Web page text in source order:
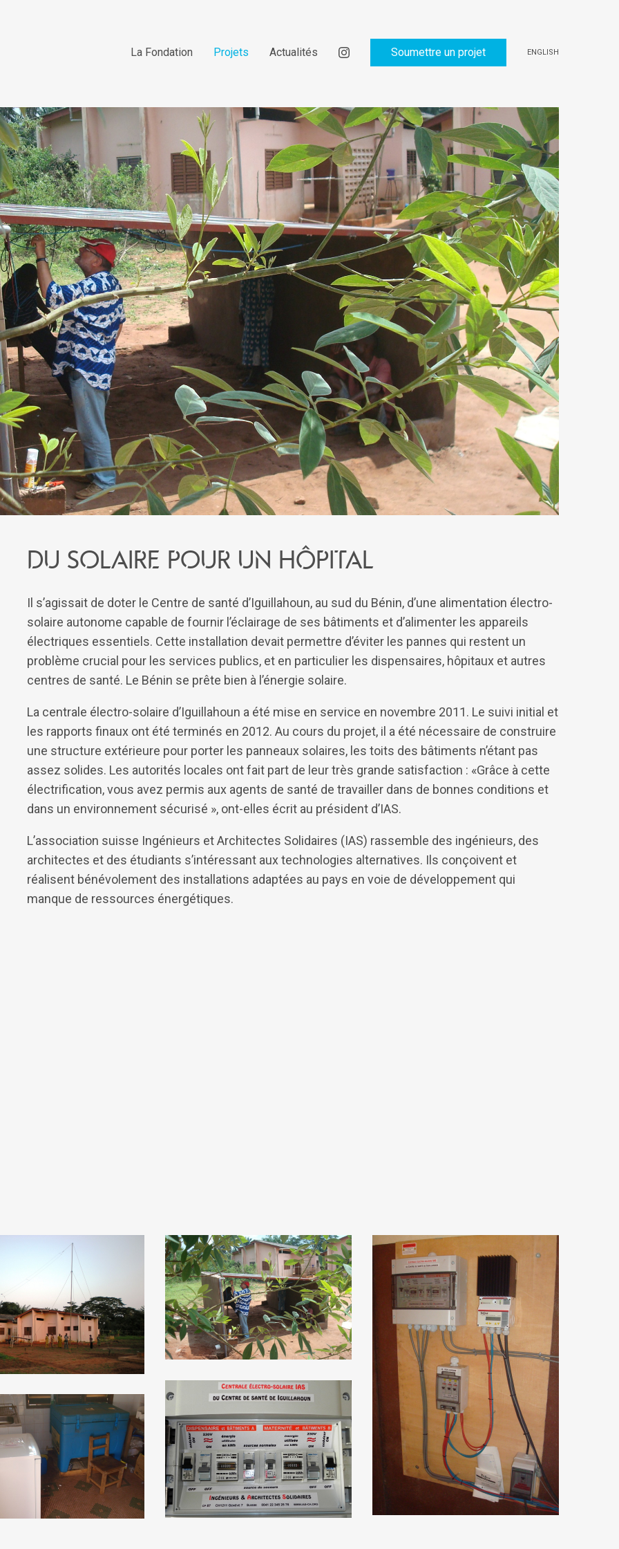
Du solaire pour un hôpital
Il s’agissait de doter le Centre de santé d’Iguillahoun, au sud du Bénin, d’une alimentation électro-
solaire autonome capable de fournir l’éclairage de ses bâtiments et d’alimenter les appareils
électriques essentiels. Cette installation devait permettre d’éviter les pannes qui restent un
problème crucial pour les services publics, et en particulier les dispensaires, hôpitaux et autres
centres de santé. Le Bénin se prête bien à l’énergie solaire.
La centrale électro-solaire d’Iguillahoun a été mise en service en novembre 2011. Le suivi initial et
les rapports finaux ont été terminés en 2012. Au cours du projet, il a été nécessaire de construire
une structure extérieure pour porter les panneaux solaires, les toits des bâtiments n’étant pas
assez solides. Les autorités locales ont fait part de leur très grande satisfaction : «Grâce à cette
électrification, vous avez permis aux agents de santé de travailler dans de bonnes conditions et
dans un environnement sécurisé », ont-elles écrit au président d’IAS.
L’association suisse Ingénieurs et Architectes Solidaires (IAS) rassemble des ingénieurs, des
architectes et des étudiants s’intéressant aux technologies alternatives. Ils conçoivent et
réalisent bénévolement des installations adaptées au pays en voie de développement qui
manque de ressources énergétiques.
La Fondation Projets Actualités Soumettre un projet ENGLISH